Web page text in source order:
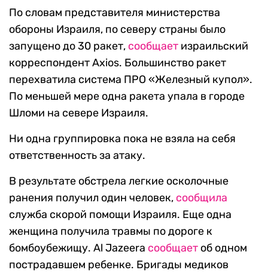
По словам представителя министерства
обороны Израиля, по северу страны было
запущено до 30 ракет, сообщает израильский
корреспондент Axios. Большинство ракет
перехватила система ПРО «Железный купол».
По меньшей мере одна ракета упала в городе
Шломи на севере Израиля.
Ни одна группировка пока не взяла на себя
ответственность за атаку.
В результате обстрела легкие осколочные
ранения получил один человек, сообщила
служба скорой помощи Израиля. Еще одна
женщина получила травмы по дороге к
бомбоубежищу. Al Jazeera сообщает об одном
пострадавшем ребенке. Бригады медиков